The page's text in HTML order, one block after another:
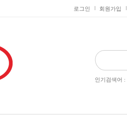
로그인 회원가입
인기검색어 :